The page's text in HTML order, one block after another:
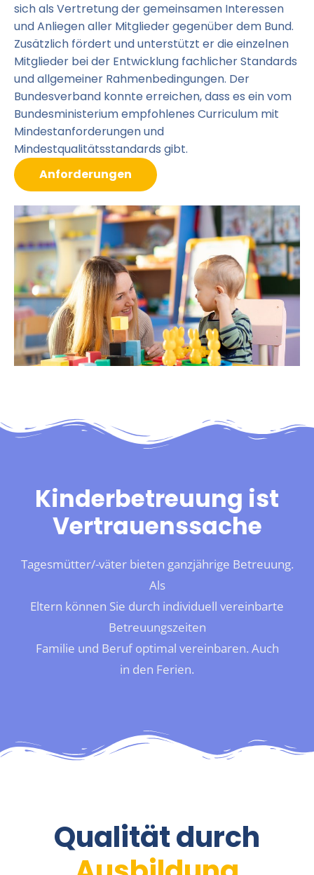
sich als Vertretung der gemeinsamen Interessen
und Anliegen aller Mitglieder gegenüber dem Bund.
Zusätzlich fördert und unterstützt er die einzelnen
Mitglieder bei der Entwicklung fachlicher Standards
und allgemeiner Rahmenbedingungen. Der
Bundesverband konnte erreichen, dass es ein vom
Bundesministerium empfohlenes Curriculum mit
Mindestanforderungen und
Mindestqualitätsstandards gibt.
Anforderungen
Kinderbetreuung ist
Vertrauenssache
Tagesmütter/-väter bieten ganzjährige Betreuung.
Als
Eltern können Sie durch individuell vereinbarte
Betreuungszeiten
Familie und Beruf optimal vereinbaren. Auch
in den Ferien.
Qualität durch